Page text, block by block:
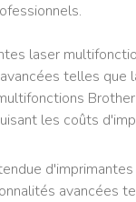
laser
telles
les coûts
avancées